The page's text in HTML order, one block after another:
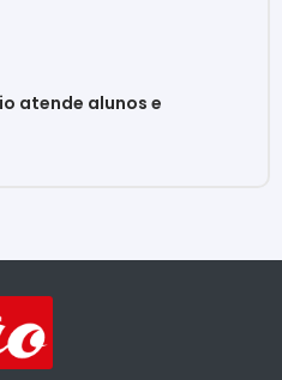
atende alunos e